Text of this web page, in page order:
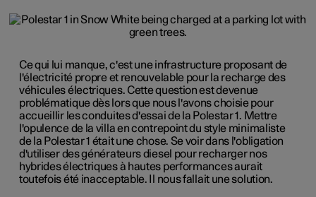
Ce qui lui manque, c'est une infrastructure proposant de
l'électricité propre et renouvelable pour la recharge des
véhicules électriques. Cette question est devenue
problématique dès lors que nous l'avons choisie pour
accueillir les conduites d'essai de la Polestar 1. Mettre
l'opulence de la villa en contrepoint du style minimaliste
de la Polestar 1 était une chose. Se voir dans l'obligation
d'utiliser des générateurs diesel pour recharger nos
hybrides électriques à hautes performances aurait
toutefois été inacceptable. Il nous fallait une solution.